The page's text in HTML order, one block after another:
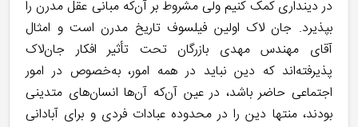
در دینداری کمک کنیم ولی مشروط بر آن‌که مبانی عقل مدرن را
بپذیرد. جان لاک اولین فیلسوف تاریخ مدرن است و امثال
آقای مهندس مهدی بازرگان تحت تأثیر افکار جان‌لاک
پذیرفته‌اند که دین نباید در همه امور، به‌خصوص در امور
اجتماعی حاضر باشد، در عین آن‌که آن‌ها انسان‌های متدینی
بودند، منتها دین را در محدوده عبادات فردی و برای آبادانی